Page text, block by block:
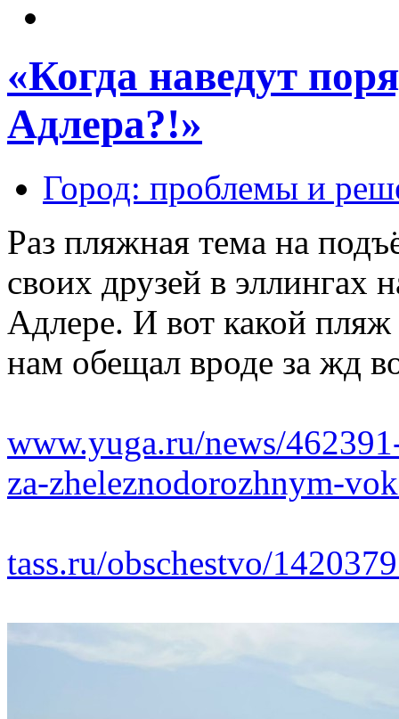
«Когда наведут
Адлера?!»
Город: проблемы и
Раз пляжная тема на
своих друзей в эллингах
Адлере. И вот какой пляж
нам обещал вроде за жд
www.yuga.ru/news/
za-zheleznodorozhnym-
tass.ru/obschestvo/